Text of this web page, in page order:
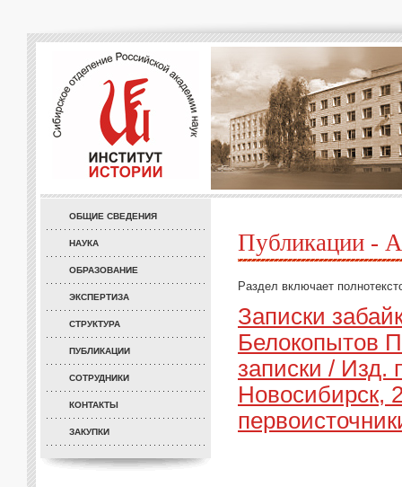
ОБЩИЕ СВЕДЕНИЯ
НАУКА
ОБРАЗОВАНИЕ
ЭКСПЕРТИЗА
СТРУКТУРА
ПУБЛИКАЦИИ
СОТРУДНИКИ
КОНТАКТЫ
ЗАКУПКИ
Публикации -
Раздел включает
Записки
Белокопытов
записки / Изд.
Новосибирск,